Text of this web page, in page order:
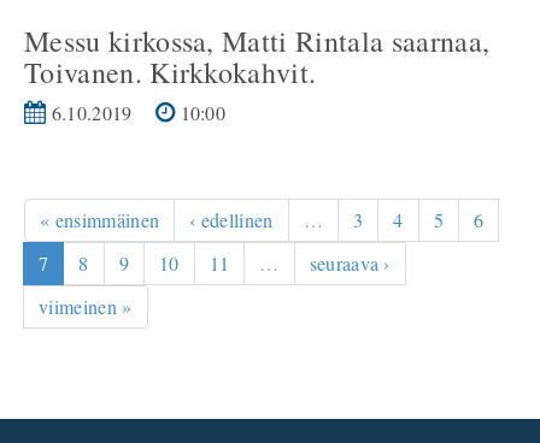
Messu kirkossa, Matti Rintala saarnaa,
Toivanen. Kirkkokahvit.
6.10.2019 10:00
« ensimmäinen ‹ edellinen … 3 4 5
6
7
8 9 10 11 …
seuraava ›
viimeinen »